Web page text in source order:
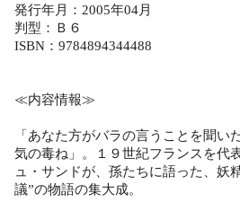
発行年月：2005年04月
判型：Ｂ６
ISBN：9784894344488
≪内容情報≫
「あなた方がバラの言うことを聞い
気の毒ね」。１９世紀フランスを代
ュ・サンドが、孫たちに語った、妖
議”の物語の集大成。